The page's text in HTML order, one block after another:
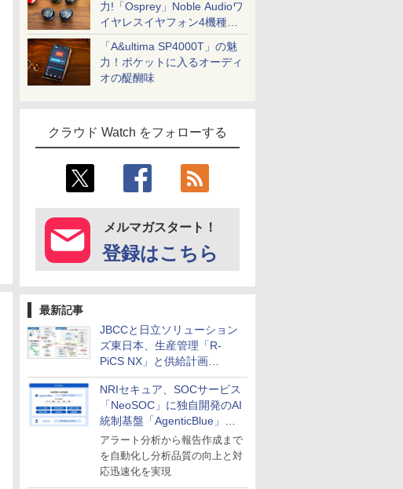
力!「Osprey」Noble Audioワ
イヤレスイヤフォン4機種を
一気に聴く
「A&ultima SP4000T」の魅
力！ポケットに入るオーディ
オの醍醐味
クラウド Watch をフォローする
メルマガスタート！
登録はこちら
最新記事
JBCCと日立ソリューション
ズ東日本、生産管理「R-
PiCS NX」と供給計画
「scSQUARE ISP」の連携サ
ービスを提供開始
NRIセキュア、SOCサービス
「NeoSOC」に独自開発のAI
統制基盤「AgenticBlue」を
導入
アラート分析から報告作成まで
を自動化し分析品質の向上と対
応迅速化を実現